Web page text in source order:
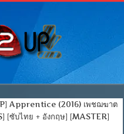
Apprentice (2016) เพชฌฆาต
[ซับไทย + อังกฤษ] [MASTER]